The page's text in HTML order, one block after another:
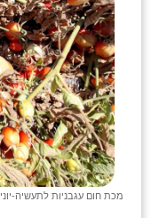
מכת חום עגבניות לתעשיה-יוני 2024
ורד יריחו
הדר עם
חבצלת השרון